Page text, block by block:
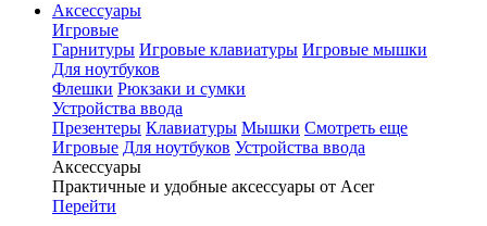
Аксессуары
Игровые
Гарнитуры Игровые клавиатуры Игровые мышки
Для ноутбуков
Флешки Рюкзаки и сумки
Устройства ввода
Презентеры Клавиатуры Мышки Смотреть еще
Игровые Для ноутбуков Устройства ввода
Аксессуары
Практичные и удобные аксессуары от Acer
Перейти